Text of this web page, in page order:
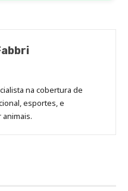
na cobertura de
esportes, e